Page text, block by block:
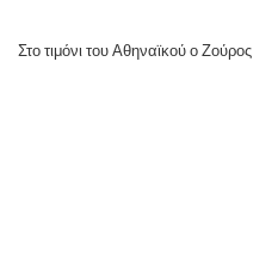
Στο τιμόνι του Αθηναϊκού ο Ζούρος